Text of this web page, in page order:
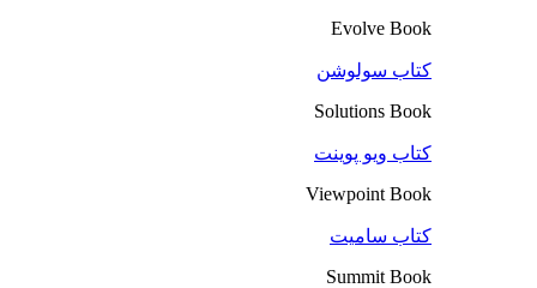
Evolve Book
کتاب سولوشن
Solutions Book
کتاب ویو پوینت
Viewpoint Book
کتاب سامیت
Summit Book